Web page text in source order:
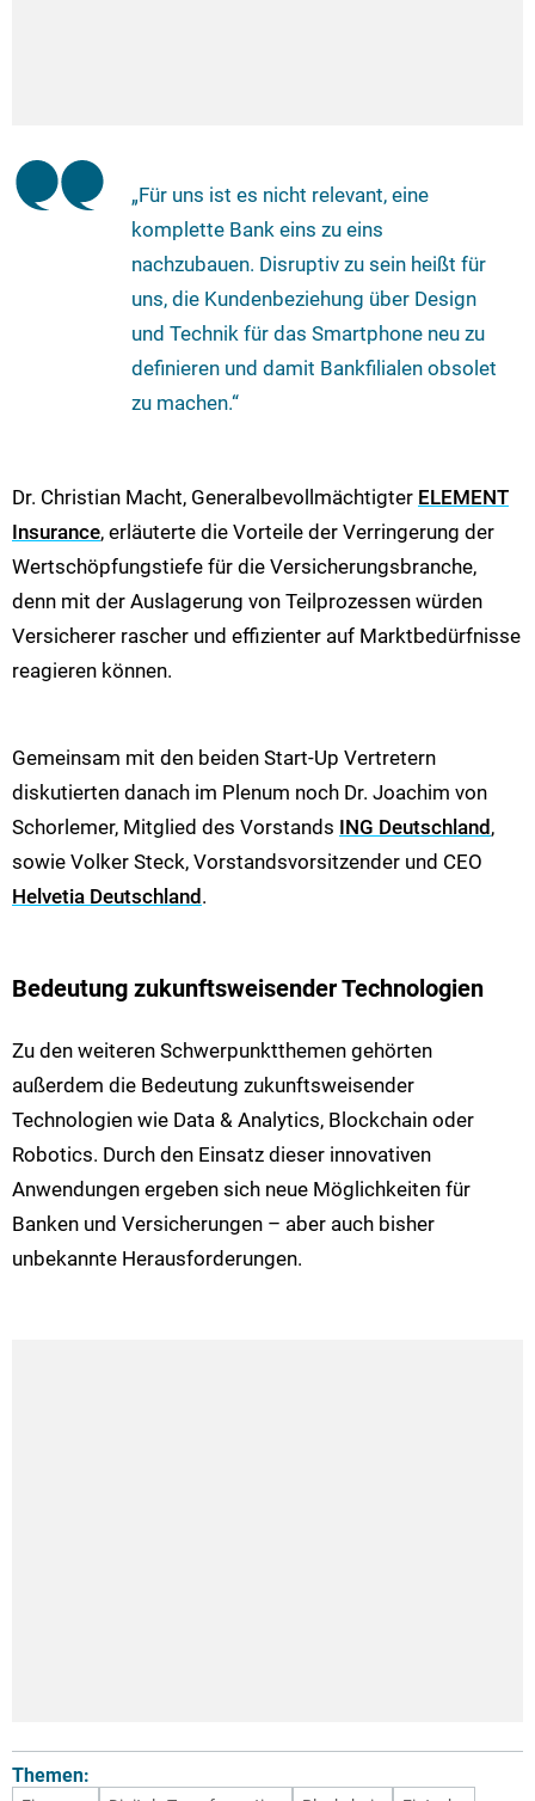
„Für uns ist es nicht relevant, eine
komplette Bank eins zu eins
nachzubauen. Disruptiv zu sein heißt für
uns, die Kundenbeziehung über Design
und Technik für das Smartphone neu zu
definieren und damit Bankfilialen obsolet
zu machen.“
Dr. Christian Macht, Generalbevollmächtigter ELEMENT
Insurance, erläuterte die Vorteile der Verringerung der
Wertschöpfungstiefe für die Versicherungsbranche,
denn mit der Auslagerung von Teilprozessen würden
Versicherer rascher und effizienter auf Marktbedürfnisse
reagieren können.
Gemeinsam mit den beiden Start-Up Vertretern
diskutierten danach im Plenum noch Dr. Joachim von
Schorlemer, Mitglied des Vorstands ING Deutschland,
sowie Volker Steck, Vorstandsvorsitzender und CEO
Helvetia Deutschland.
Bedeutung zukunftsweisender Technologien
Zu den weiteren Schwerpunktthemen gehörten
außerdem die Bedeutung zukunftsweisender
Technologien wie Data & Analytics, Blockchain oder
Robotics. Durch den Einsatz dieser innovativen
Anwendungen ergeben sich neue Möglichkeiten für
Banken und Versicherungen – aber auch bisher
unbekannte Herausforderungen.
Themen: